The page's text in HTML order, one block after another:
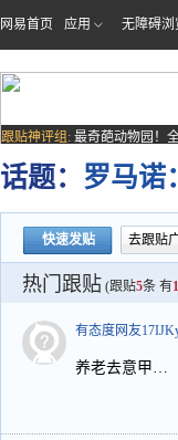
网易首页 应用 无障碍浏
跟贴神评组: 最奇葩动物园！
场子
话题： 罗马诺
快速发贴 去跟贴
热门跟贴 (跟贴5条 有
有态度网友
养老去意甲…